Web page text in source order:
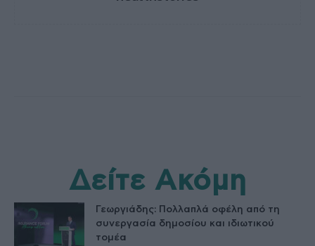
Δείτε Ακόμη
Γεωργιάδης: Πολλαπλά οφέλη από τη
συνεργασία δημοσίου και ιδιωτικού
τομέα